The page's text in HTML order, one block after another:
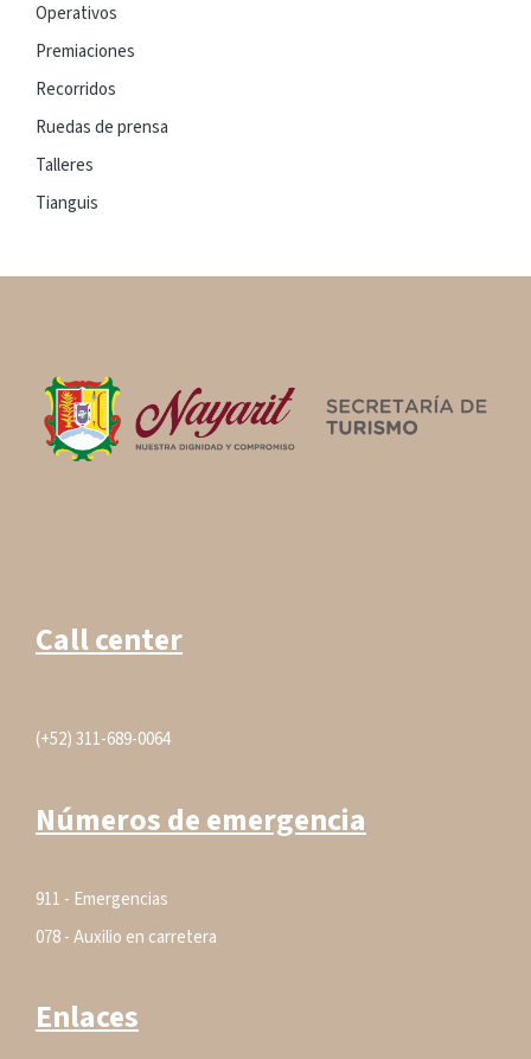
Operativos
Premiaciones
Recorridos
Ruedas de prensa
Talleres
Tianguis
Call center
(+52) 311-689-0064
Números de emergencia
911 - Emergencias
078 - Auxilio en carretera
Enlaces